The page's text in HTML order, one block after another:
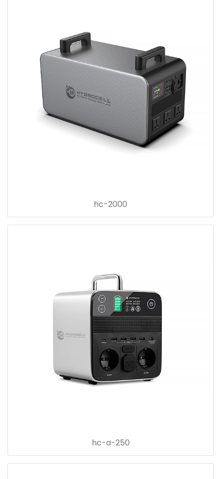
hc-2000
hc-a-250